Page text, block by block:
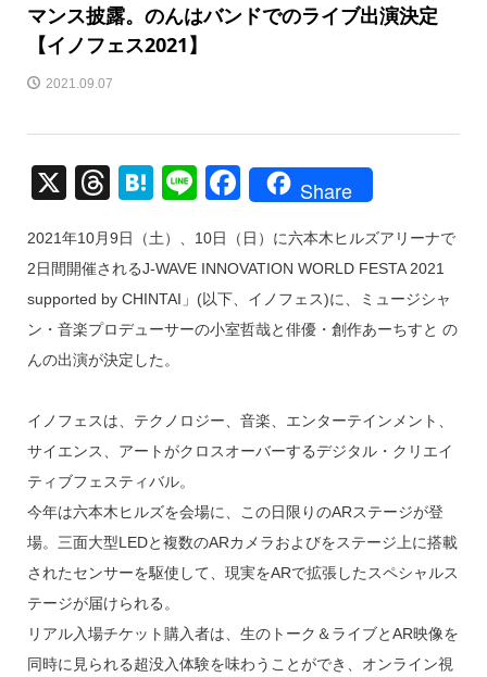
マンス披露。のんはバンドでのライブ出演決定
【イノフェス2021】
2021.09.07
X
T
e
a
d
s
H
e
n
a
Li
e
F
c
e
b
k
Share
2021年10月9日（土）、10日（日）に六本木ヒルズアリーナで
2日間開催されるJ-WAVE INNOVATION WORLD FESTA 2021
supported by CHINTAI」(以下、イノフェス)に、ミュージシャ
ン・音楽プロデューサーの小室哲哉と俳優・創作あーちすと の
んの出演が決定した。
イノフェスは、テクノロジー、音楽、エンターテインメント、
サイエンス、アートがクロスオーバーするデジタル・クリエイ
ティブフェスティバル。
今年は六本木ヒルズを会場に、この日限りのARステージが登
場。三面大型LEDと複数のARカメラおよびをステージ上に搭載
されたセンサーを駆使して、現実をARで拡張したスペシャルス
テージが届けられる。
リアル入場チケット購入者は、生のトーク＆ライブとAR映像を
同時に見られる超没入体験を味わうことができ、オンライン視